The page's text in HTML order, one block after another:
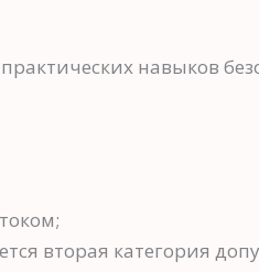
навыков
вторая категория